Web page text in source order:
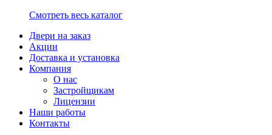
Смотреть весь каталог
Двери на заказ
Акции
Доставка и установка
Компания
О нас
Застройщикам
Лицензии
Наши работы
Контакты